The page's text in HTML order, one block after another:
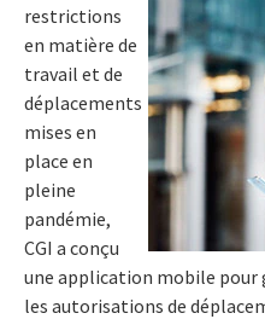
restrictions
en matière de
travail et de
déplacements
mises en
place en
pleine
pandémie,
CGI a conçu
une application mobile
les autorisations de